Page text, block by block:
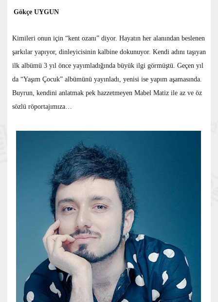
Gökçe UYGUN
Kimileri onun için “kent ozanı” diyor. Hayatın her alanından beslenen
şarkılar yapıyor, dinleyicisinin kalbine dokunuyor. Kendi adını taşıyan
ilk albümü 3 yıl önce yayımladığında büyük ilgi görmüştü. Geçen yıl
da “Yaşım Çocuk” albümünü yayınladı, yenisi ise yapım aşamasında.
Buyrun, kendini anlatmak pek hazzetmeyen Mabel Matiz ile az ve öz
sözlü röportajımıza…